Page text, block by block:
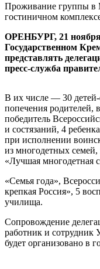
Проживание группы в
гостиничном
ОРЕНБУРГ, 21
Государственном
представлять
пресс-служба
В их числе — 30 детей-
попечения родителей,
победитель
и состязаний, 4
при исполнении
из многодетных семей,
«Лучшая многодетная
«Семья года»,
крепкая Россия», 5
училища.
Сопровождение
работник и
будет организовано в